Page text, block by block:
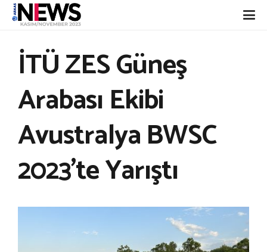
İTÜ ZES Güneş
Arabası Ekibi
Avustralya BWSC
2023’te Yarıştı